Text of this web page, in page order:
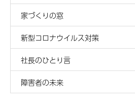
家づくりの窓
新型コロナウイルス対策
社長のひとり言
障害者の未来